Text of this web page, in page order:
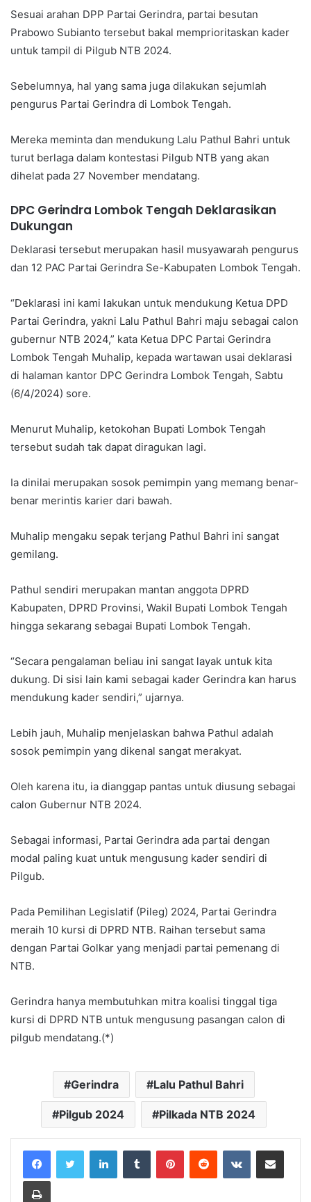
Sesuai arahan DPP Partai Gerindra, partai besutan
Prabowo Subianto tersebut bakal memprioritaskan kader
untuk tampil di Pilgub NTB 2024.
Sebelumnya, hal yang sama juga dilakukan sejumlah
pengurus Partai Gerindra di Lombok Tengah.
Mereka meminta dan mendukung Lalu Pathul Bahri untuk
turut berlaga dalam kontestasi Pilgub NTB yang akan
dihelat pada 27 November mendatang.
DPC Gerindra Lombok Tengah Deklarasikan
Dukungan
Deklarasi tersebut merupakan hasil musyawarah pengurus
dan 12 PAC Partai Gerindra Se-Kabupaten Lombok Tengah.
“Deklarasi ini kami lakukan untuk mendukung Ketua DPD
Partai Gerindra, yakni Lalu Pathul Bahri maju sebagai calon
gubernur NTB 2024,” kata Ketua DPC Partai Gerindra
Lombok Tengah Muhalip, kepada wartawan usai deklarasi
di halaman kantor DPC Gerindra Lombok Tengah, Sabtu
(6/4/2024) sore.
Menurut Muhalip, ketokohan Bupati Lombok Tengah
tersebut sudah tak dapat diragukan lagi.
Ia dinilai merupakan sosok pemimpin yang memang benar-
benar merintis karier dari bawah.
Muhalip mengaku sepak terjang Pathul Bahri ini sangat
gemilang.
Pathul sendiri merupakan mantan anggota DPRD
Kabupaten, DPRD Provinsi, Wakil Bupati Lombok Tengah
hingga sekarang sebagai Bupati Lombok Tengah.
“Secara pengalaman beliau ini sangat layak untuk kita
dukung. Di sisi lain kami sebagai kader Gerindra kan harus
mendukung kader sendiri,” ujarnya.
Lebih jauh, Muhalip menjelaskan bahwa Pathul adalah
sosok pemimpin yang dikenal sangat merakyat.
Oleh karena itu, ia dianggap pantas untuk diusung sebagai
calon Gubernur NTB 2024.
Sebagai informasi, Partai Gerindra ada partai dengan
modal paling kuat untuk mengusung kader sendiri di
Pilgub.
Pada Pemilihan Legislatif (Pileg) 2024, Partai Gerindra
meraih 10 kursi di DPRD NTB. Raihan tersebut sama
dengan Partai Golkar yang menjadi partai pemenang di
NTB.
Gerindra hanya membutuhkan mitra koalisi tinggal tiga
kursi di DPRD NTB untuk mengusung pasangan calon di
pilgub mendatang.(*)
Gerindra Lalu Pathul Bahri
Pilgub 2024 Pilkada NTB 2024
LinkedInTumblr PinterestReddit VKontakteShare via Email
Print